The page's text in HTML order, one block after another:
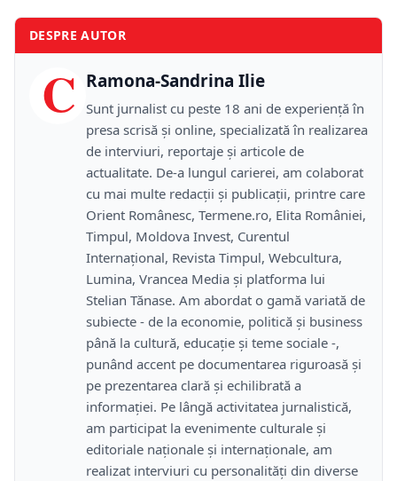
DESPRE AUTOR
C Ramona-Sandrina Ilie
Sunt jurnalist cu peste 18 ani de experiență în
presa scrisă și online, specializată în realizarea
de interviuri, reportaje și articole de
actualitate. De-a lungul carierei, am colaborat
cu mai multe redacții și publicații, printre care
Orient Românesc, Termene.ro, Elita României,
Timpul, Moldova Invest, Curentul
Internațional, Revista Timpul, Webcultura,
Lumina, Vrancea Media și platforma lui
Stelian Tănase. Am abordat o gamă variată de
subiecte - de la economie, politică și business
până la cultură, educație și teme sociale -,
punând accent pe documentarea riguroasă și
pe prezentarea clară și echilibrată a
informației. Pe lângă activitatea jurnalistică,
am participat la evenimente culturale și
editoriale naționale și internaționale, am
realizat interviuri cu personalități din diverse